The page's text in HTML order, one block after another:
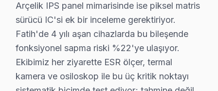
Atik Ali'de Arçelik TV Servisi
Atik Ali Mahallesi, gün geçtikçe artan elektronik
Ayvansaray'da Arçelik TV Servisi
Ayvansaray Mahallesi, tarihi yapılarıyla bilinse de
Balaban Ağa'da Arçelik TV Servisi
Arçelik IPS panel mimarisinde ise piksel matris
sürücü IC'si ek bir inceleme gerektiriyor.
Fatih'de 4 yılı aşan cihazlarda bu bileşende
fonksiyonel sapma riski %22'ye ulaşıyor.
Ekibimiz her ziyarette ESR ölçer, termal
kamera ve osiloskop ile bu üç kritik noktayı